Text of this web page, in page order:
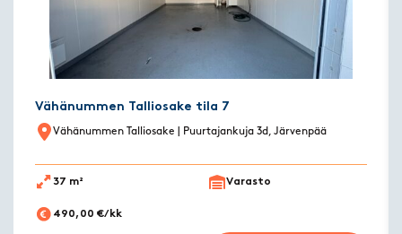
Vähänummen Talliosake tila 7
Vähänummen Talliosake | Puurtajankuja 3d, Järvenpää
37 m² Varasto
490,00 €/kk